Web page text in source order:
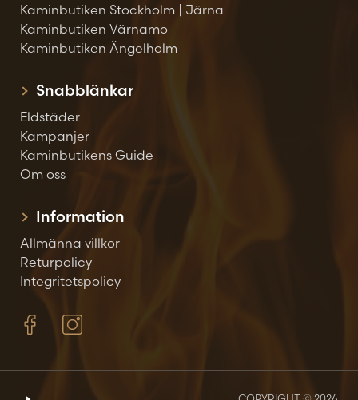
Kaminbutiken Stockholm | Järna
Kaminbutiken Värnamo
Kaminbutiken Ängelholm
Snabblänkar
Eldstäder
Kampanjer
Kaminbutikens Guide
Om oss
Information
Allmänna villkor
Returpolicy
Integritetspolicy